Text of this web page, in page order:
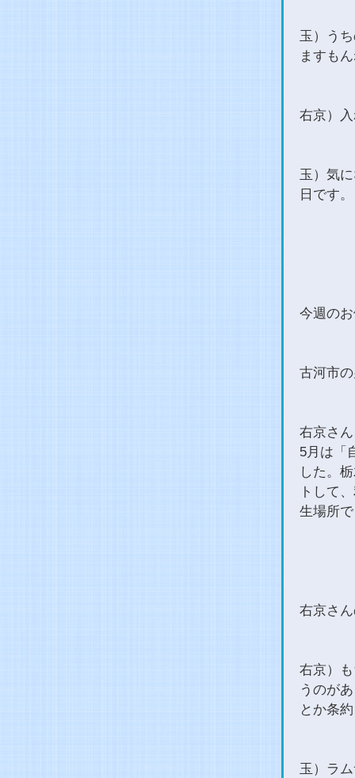
玉）う
ますも
右京）
玉）気
日です。
今週の
古河市
右京さ
5月は「
した。
トして
生場所
右京さ
右京）
うのが
とか条
玉）ラ